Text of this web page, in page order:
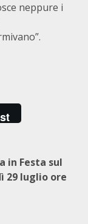
neppure i
in Festa sul
29 luglio ore